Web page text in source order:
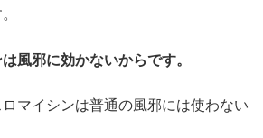
風邪に効かないからです。
マイシンは普通の風邪には使わない